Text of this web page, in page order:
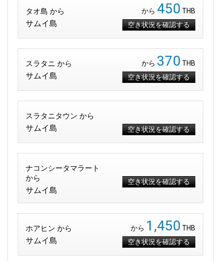
タオ島 から
サムイ島
から 450 THB
空き状況を確認する
スラタニ から
サムイ島
から 370 THB
空き状況を確認する
スラタニタウン から
サムイ島 空き状況を確認する
ナコンシータマラート
から
サムイ島
空き状況を確認する
ホアヒン から
サムイ島
から 1,450 THB
空き状況を確認する